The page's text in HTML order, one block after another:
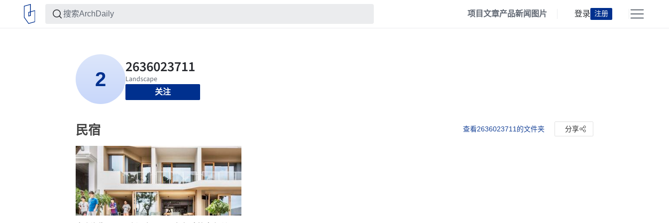
项目文章产品新闻 图片 登录 注册
关注
民宿 查看2636023711的文件夹 分享